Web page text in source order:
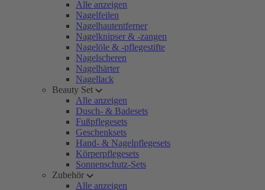
Alle anzeigen
Nagelfeilen
Nagelhautentferner
Nagelknipser & -zangen
Nagelöle & -pflegestifte
Nagelscheren
Nagelhärter
Nagellack
Beauty Set
Alle anzeigen
Dusch- & Badesets
Fußpflegesets
Geschenksets
Hand- & Nagelpflegesets
Körperpflegesets
Sonnenschutz-Sets
Zubehör
Alle anzeigen